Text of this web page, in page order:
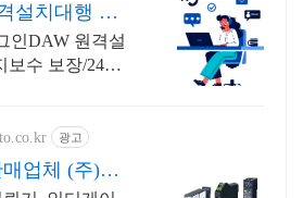
설치대행 가
격설치대행
인DAW 원격설
보수 보장/24시
광고
업체 (주)굳